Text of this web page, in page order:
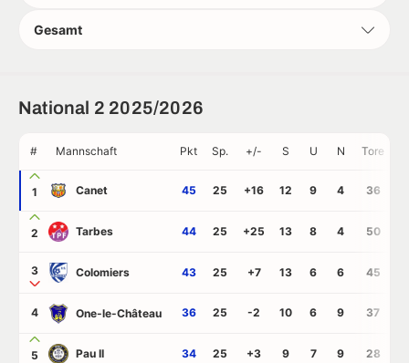
Gesamt
National 2 2025/2026
# Mannschaft Pkt Sp. +/- S U N Tore
1 Canet 45 25 +16 12 9 4 36
2 Tarbes 44 25 +25 13 8 4 50
3 Colomiers 43 25 +7 13 6 6 45
4 One-le-Château 36 25 -2 10 6 9 37
5 Pau II 34 25 +3 9 7 9 28